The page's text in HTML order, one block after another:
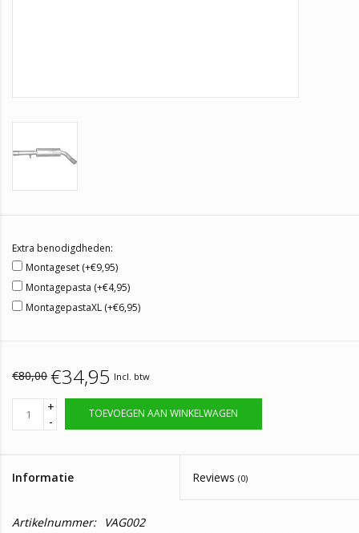
Extra benodigdheden:
Montageset (+€9,95)
Montagepasta (+€4,95)
MontagepastaXL (+€6,95)
€80,00 €34,95 Incl. btw
+
-
TOEVOEGEN AAN WINKELWAGEN
Informatie Reviews (0)
Artikelnummer:
VAG002